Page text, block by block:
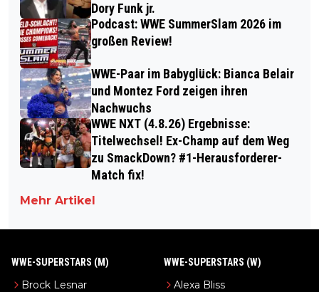
Dory Funk jr.
Podcast: WWE SummerSlam 2026 im
großen Review!
WWE-Paar im Babyglück: Bianca Belair
und Montez Ford zeigen ihren
Nachwuchs
WWE NXT (4.8.26) Ergebnisse:
Titelwechsel! Ex-Champ auf dem Weg
zu SmackDown? #1-Herausforderer-
Match fix!
Mehr Artikel
WWE-SUPERSTARS (M)
Brock Lesnar
WWE-SUPERSTARS (W)
Alexa Bliss